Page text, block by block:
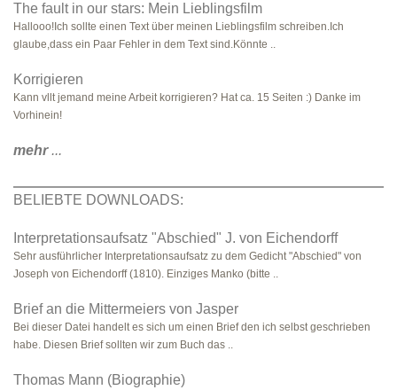
The fault in our stars: Mein Lieblingsfilm
Hallooo!Ich sollte einen Text über meinen Lieblingsfilm schreiben.Ich
glaube,dass ein Paar Fehler in dem Text sind.Könnte ..
Korrigieren
Kann vllt jemand meine Arbeit korrigieren? Hat ca. 15 Seiten :) Danke im
Vorhinein!
mehr...
BELIEBTE DOWNLOADS:
Interpretationsaufsatz "Abschied" J. von Eichendorff
Sehr ausführlicher Interpretationsaufsatz zu dem Gedicht "Abschied" von
Joseph von Eichendorff (1810). Einziges Manko (bitte ..
Brief an die Mittermeiers von Jasper
Bei dieser Datei handelt es sich um einen Brief den ich selbst geschrieben
habe. Diesen Brief sollten wir zum Buch das ..
Thomas Mann (Biographie)